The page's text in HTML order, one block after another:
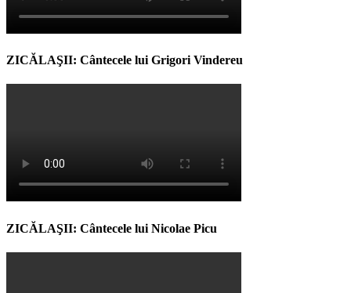
ZICĂLAŞII: Cântecele lui Grigori Vindereu
ZICĂLAŞII: Cântecele lui Nicolae Picu